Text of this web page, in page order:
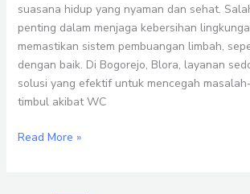
suasana hidup yang nyaman dan sehat.
penting dalam menjaga kebersihan
memastikan sistem pembuangan limbah,
dengan baik. Di Bogorejo, Blora, layanan
solusi yang efektif untuk mencegah
timbul akibat WC
Read More »